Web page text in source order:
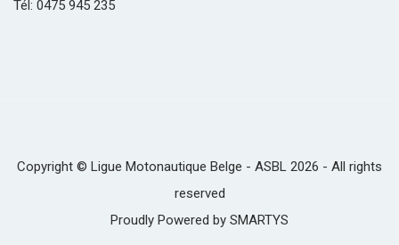
Tél: 0475 945 235
Copyright © Ligue Motonautique Belge - ASBL 2026 - All rights
reserved
Proudly Powered by SMARTYS